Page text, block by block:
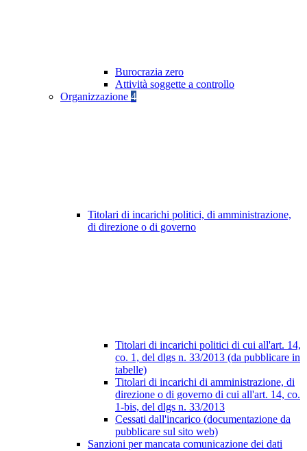
Burocrazia zero
Attività soggette a controllo
Organizzazione 4
Titolari di incarichi politici, di amministrazione,
di direzione o di governo
Titolari di incarichi politici di cui all'art. 14,
co. 1, del dlgs n. 33/2013 (da pubblicare in
tabelle)
Titolari di incarichi di amministrazione, di
direzione o di governo di cui all'art. 14, co.
1-bis, del dlgs n. 33/2013
Cessati dall'incarico (documentazione da
pubblicare sul sito web)
Sanzioni per mancata comunicazione dei dati